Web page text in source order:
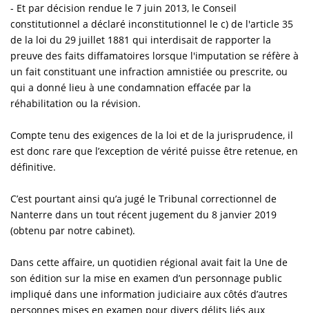
- Et par décision rendue le 7 juin 2013, le Conseil
constitutionnel a déclaré inconstitutionnel le c) de l'article 35
de la loi du 29 juillet 1881 qui interdisait de rapporter la
preuve des faits diffamatoires lorsque l'imputation se réfère à
un fait constituant une infraction amnistiée ou prescrite, ou
qui a donné lieu à une condamnation effacée par la
réhabilitation ou la révision.
Compte tenu des exigences de la loi et de la jurisprudence, il
est donc rare que l’exception de vérité puisse être retenue, en
définitive.
C’est pourtant ainsi qu’a jugé le Tribunal correctionnel de
Nanterre dans un tout récent jugement du 8 janvier 2019
(obtenu par notre cabinet).
Dans cette affaire, un quotidien régional avait fait la Une de
son édition sur la mise en examen d’un personnage public
impliqué dans une information judiciaire aux côtés d’autres
personnes mises en examen pour divers délits liés aux